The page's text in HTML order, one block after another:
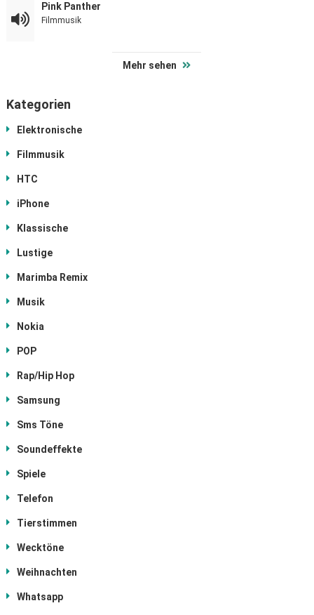
Pink Panther
Filmmusik
Mehr sehen
Kategorien
Elektronische
Filmmusik
HTC
iPhone
Klassische
Lustige
Marimba Remix
Musik
Nokia
POP
Rap/Hip Hop
Samsung
Sms Töne
Soundeffekte
Spiele
Telefon
Tierstimmen
Wecktöne
Weihnachten
Whatsapp